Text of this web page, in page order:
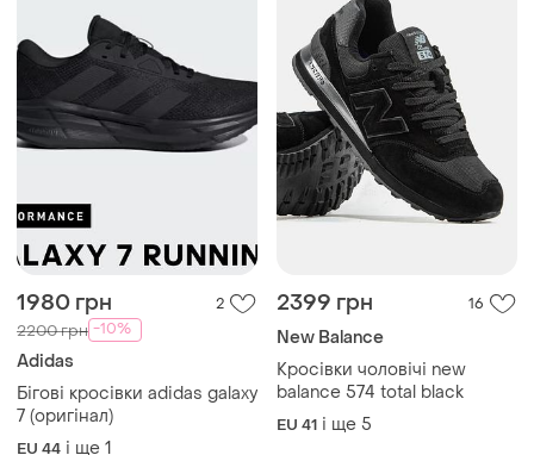
1980 грн 2
2200 грн -10%
Adidas
Бігові кросівки adidas galaxy
7 (оригінал)
EU 44 і ще 1
2399 грн 16
New Balance
Кросівки чоловічі new
balance 574 total black
EU 41 і ще 5